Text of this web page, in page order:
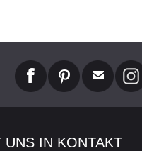
UNS IN KONTAKT